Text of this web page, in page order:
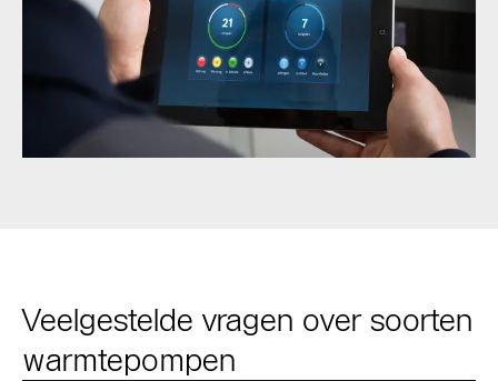
Veelgestelde vragen over soorten
warmtepompen